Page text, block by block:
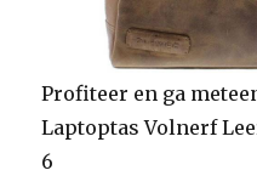
Profiteer en ga
Laptoptas Volnerf
6